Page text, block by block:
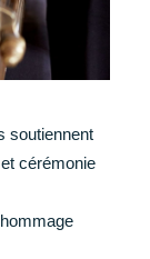
soutiennent
cérémonie